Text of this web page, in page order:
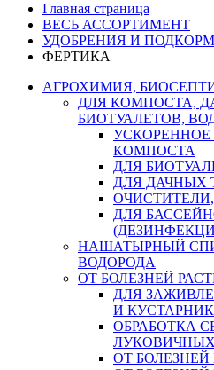
Главная страница
ВЕСЬ АССОРТИМЕНТ
УДОБРЕНИЯ И
ФЕРТИКА
АГРОХИМИЯ,
ДЛЯ КОМПОСТА,
БИОТУАЛЕТОВ,
УСКОРЕННОЕ
КОМПОСТА
ДЛЯ
ДЛЯ ДАЧНЫХ
ДЛЯ
НАШАТЫРНЫЙ
ВОДОРОДА
ОТ БОЛЕЗНЕЙ
ДЛЯ
И
ОБРАБОТКА
ЛУКОВИЧНЫХ
ОТ